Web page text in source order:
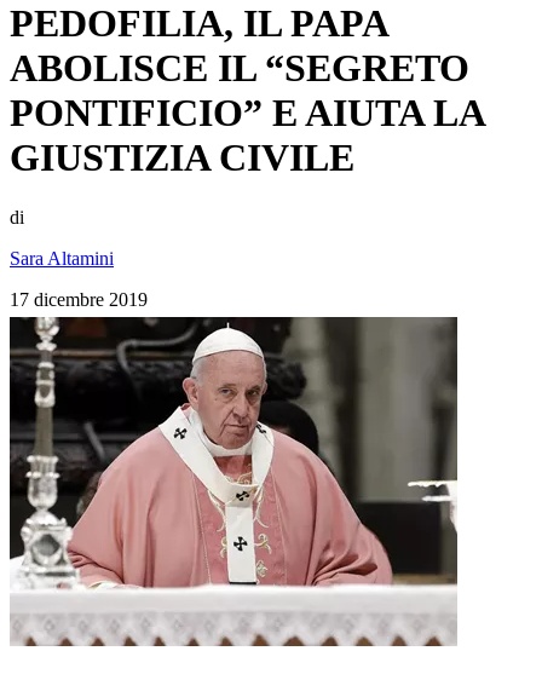
PEDOFILIA, IL PAPA
ABOLISCE IL “SEGRETO
PONTIFICIO” E AIUTA LA
GIUSTIZIA CIVILE
di
Sara Altamini
17 dicembre 2019